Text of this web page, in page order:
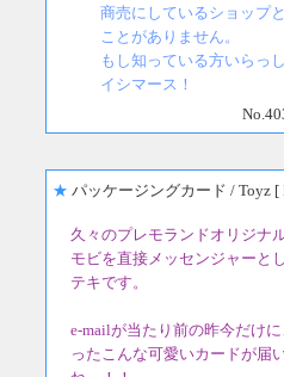
商売にしているショップ
ことがありません。
もし知っている方いらっ
イシマース！
★ パッケージングカード / Toyz [
久々のプレモランドオリジナ
モビを直接メッセンジャーと
テキです。
e-mailが当たり前の昨今だけ
ったこんな可愛いカードが届